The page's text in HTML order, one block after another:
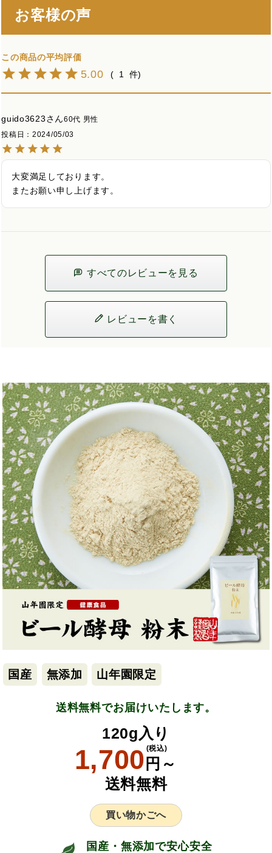
お客様の声
5.00 1
guido3623 60代 男性
投稿日
2024/05/03
大変満足しております。
またお願い申し上げます。
すべてのレビューを見る
レビューを書く
国産 無添加 山年園限定
送料無料でお届けいたします。
120g入り
1,700 円～
(税込)
送料無料
買い物かごへ
国産・無添加で安心安全